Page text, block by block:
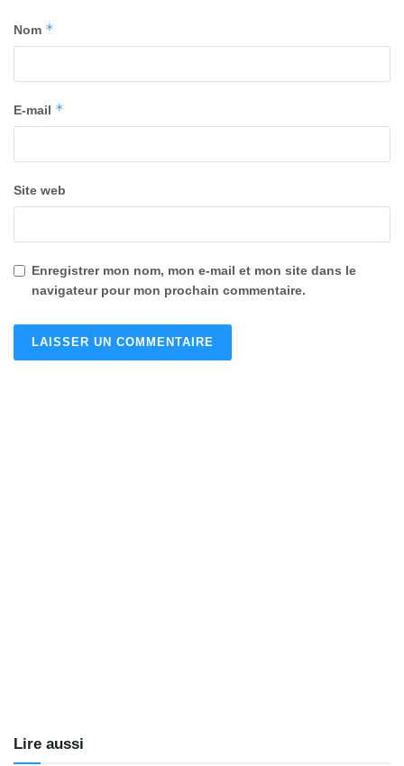
Nom *
E-mail *
Site web
Enregistrer mon nom, mon e-mail et mon site dans le
navigateur pour mon prochain commentaire.
Lire aussi